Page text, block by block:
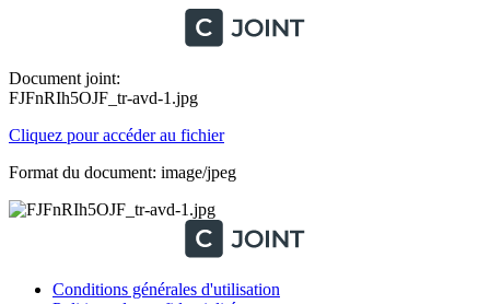
Document joint:
FJFnRIh5OJF_tr-avd-1.jpg
Cliquez pour accéder au fichier
Format du document: image/jpeg
Conditions générales d'utilisation